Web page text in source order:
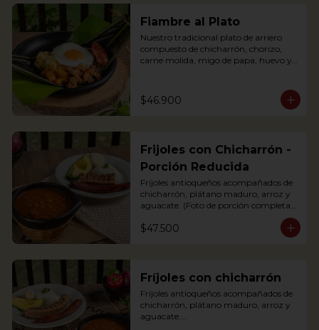
Antioquian bean soup without pork
or meat substances, served with soy
base shredded 'meat', soy based
'sausage', fried plantain, rice, arepa,
corn and avocado. Suitable for Vegans
Fiambre al Plato
Nuestro tradicional plato de arriero
compuesto de chicharrón, chorizo,
carne molida, migo de papa, huevo y
$46.900
Frijoles con Chicharrón -
Porción Reducida
Fríjoles antioqueños acompañados de
chicharrón, plátano maduro, arroz y
aguacate. (Foto de porción completa).
cracklings, white rice, avocado and
$47.500
Fríjoles con chicharrón
Fríjoles antioqueños acompañados de
chicharrón, plátano maduro, arroz y
aguacate.